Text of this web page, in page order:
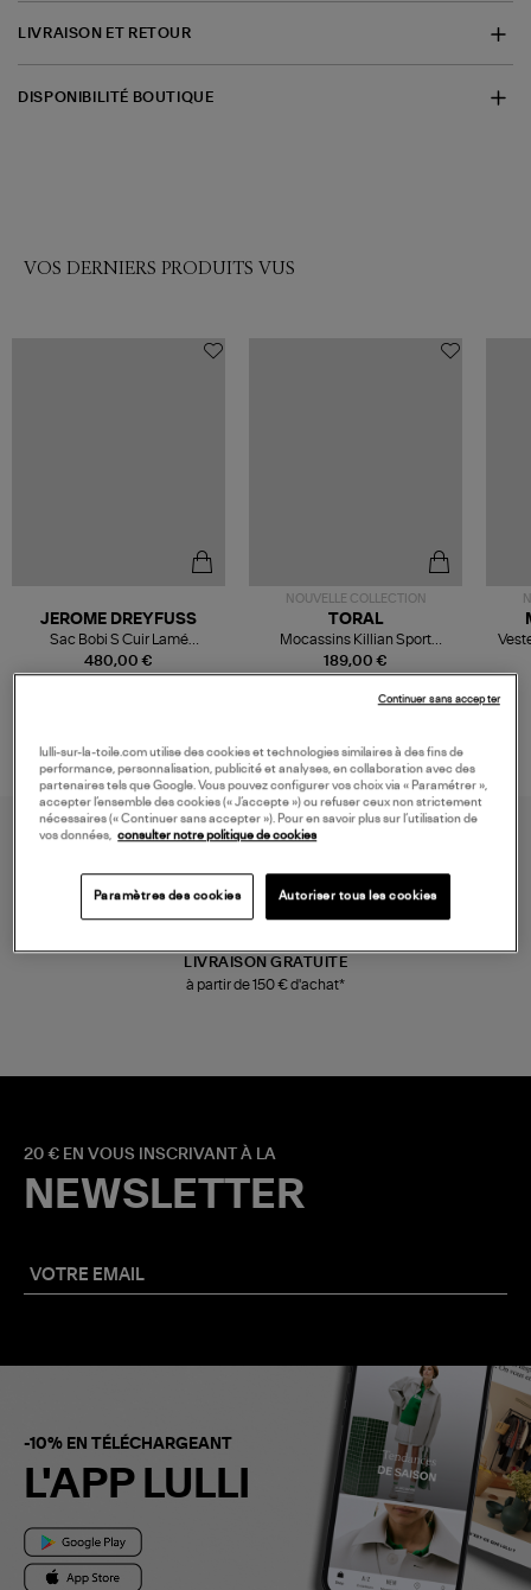
LIVRAISON ET RETOUR
DISPONIBILITÉ BOUTIQUE
VOS DERNIERS PRODUITS VUS
480,00 €
JEROME DREYFUSS
Sac Bobi S Cuir Lamé
Champagne
NOUVELLE COLLECTION
189,00 €
TORAL
Mocassins Killian Sport
Mousse
LIVRAISON GRATUITE
à partir de 150 € d'achat*
20 € EN VOUS INSCRIVANT À LA
NEWSLETTER
-10% EN TÉLÉCHARGEANT
L'APP LULLI
lulli-sur-la-toile.com utilise des cookies et technologies similaires à des fins de
performance, personnalisation, publicité et analyses, en collaboration avec des
partenaires tels que Google. Vous pouvez configurer vos choix via « Paramétrer »,
accepter l’ensemble des cookies (« J’accepte ») ou refuser ceux non strictement
nécessaires (« Continuer sans accepter »). Pour en savoir plus sur l’utilisation de
vos données, consulter notre politique de cookies
Paramètres des cookies Autoriser tous les cookies
Continuer sans accepter